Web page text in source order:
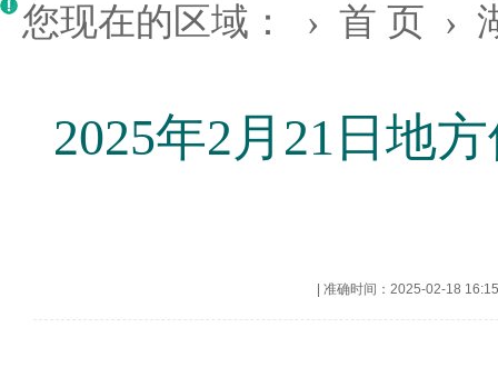
您现在的区域： › 首 页 ›
2025年2月21日地
准确时间：2025-02-18 16:15